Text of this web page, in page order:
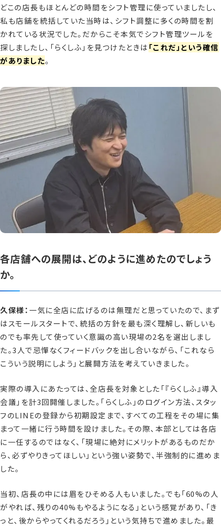
どこの店長もほとんどの時間をシフト管理に使っていましたし、
私も店舗を統括していた当時は、シフト調整に多くの時間を割
かれている状況でした。だからこそ本気でシフト管理ツールを
探しましたし、「らくしふ」を見つけたときは 「これだ」という確信
がありました。
各店舗への展開は、どのように進めたのでしょう
か。
久保様： 一気に全店に広げるのは無理だと思っていたので、まず
はスモールスタートで、統括の方針を最も深く理解し、新しいも
のでも率先して使っていく意識の高い現場の2名を選出しまし
た。3人で忌憚なくフィードバックを出し合いながら、「これなら
こういう説明にしよう」と展開方法を考えていきました。
実際の導入にあたっては、全店長を対象とした「『らくしふ』導入
会議」を計3回開催しました。「らくしふ」のログイン方法、スタッ
フのLINEの登録から初期設定まで、すべての工程をその場に集
まって一緒に行う時間を設けました。その際、本部としては各店
に一任するのではなく、「現場に絶対にメリットがあるものだか
ら、必ずやりきってほしい」という強い姿勢で、半強制的に進めま
した。
当初、店長の中には眉をひそめる人もいました。でも「60%の人
がやれば、残りの40%もやるようになる」という感覚があり、「き
っと、後からやってくれるだろう」という気持ちで進めました。最